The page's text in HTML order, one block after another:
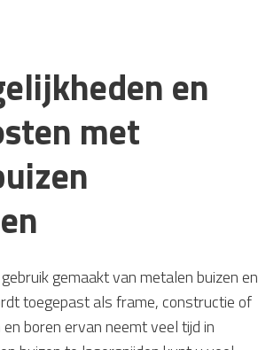
en
met
gemaakt van metalen buizen en
toegepast als frame, constructie of
boren ervan neemt veel tijd in